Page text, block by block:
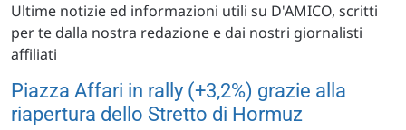
Ultime notizie ed informazioni utili su D'AMICO, scritti
per te dalla nostra redazione e dai nostri giornalisti
affiliati
Piazza Affari in rally (+3,2%) grazie alla
riapertura dello Stretto di Hormuz